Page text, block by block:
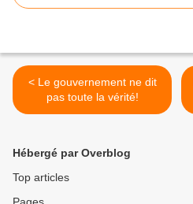
< Le gouvernement ne dit
pas toute la vérité!
Hébergé par Overblog
Top articles